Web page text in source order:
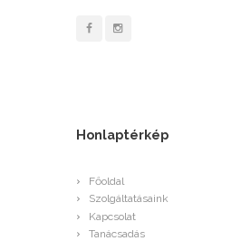
Honlaptérkép
Főoldal
Szolgáltatásaink
Kapcsolat
Tanácsadás